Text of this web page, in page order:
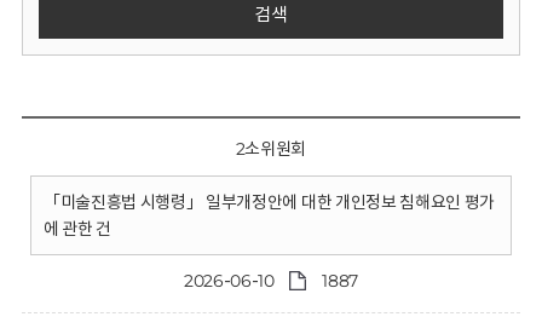
검색
2소위원회
「미술진흥법 시행령」 일부개정안에 대한 개인정보 침해요인 평가
에 관한 건
2026-06-10 1887